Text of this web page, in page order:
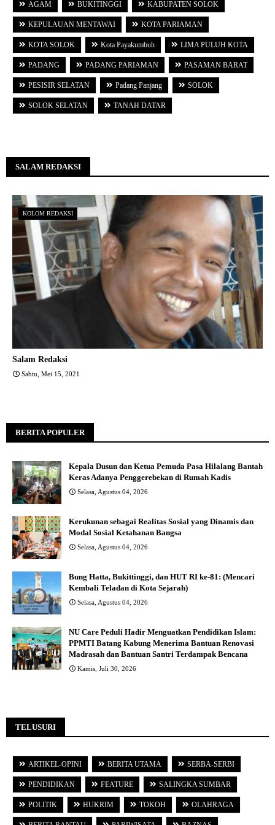
AGAM BUKITINGGI KABUPATEN SOLOK
KEPULAUAN MENTAWAI KOTA PARIAMAN
KOTA SOLOK Kota Payakumbuh LIMA PULUH KOTA
PADANG PADANG PARIAMAN PASAMAN BARAT
PESISIR SELATAN Padang Panjang SOLOK
SOLOK SELATAN TANAH DATAR
SALAM REDAKSI
KOLOM REDAKSI
Salam Redaksi
Sabtu, Mei 15, 2021
BERITA POPULER
Kepala Dusun dan Ketua Pemuda Pasa Hilalang Bantah
Keras Adanya Penggerebekan di Rumah Kadis
Selasa, Agustus 04, 2026
Kerukunan sebagai Realitas Sosial yang Dinamis dan
Modal Sosial Ketahanan Bangsa
Selasa, Agustus 04, 2026
Bung Hatta, Bukittinggi, dan HUT RI ke-81: (Mencari
Kembali Teladan di Kota Sejarah)
Selasa, Agustus 04, 2026
NU Care Peduli Hadir Menguatkan Pendidikan Islam:
PPMTI Batang Kabung Menerima Bantuan Renovasi
Madrasah dan Bantuan Santri Terdampak Bencana
Kamis, Juli 30, 2026
TELUSURI
ARTIKEL-OPINI BERITA UTAMA SERBA-SERBI
PENDIDIKAN FEATURE SALINGKA SUMBAR
POLITIK HUKRIM TOKOH OLAHRAGA